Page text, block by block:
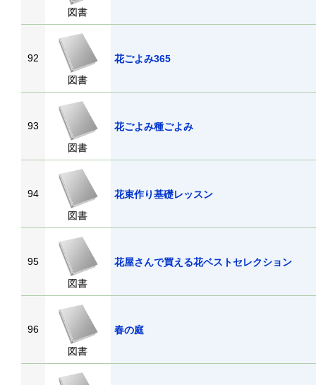
図書
92
図書
花ごよみ365
93
図書
花ごよみ種ごよみ
94
図書
花束作り基礎レッスン
95
図書
花屋さんで買える花ベストセレクション
96
図書
春の庭